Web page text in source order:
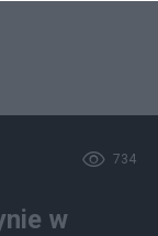
734
w